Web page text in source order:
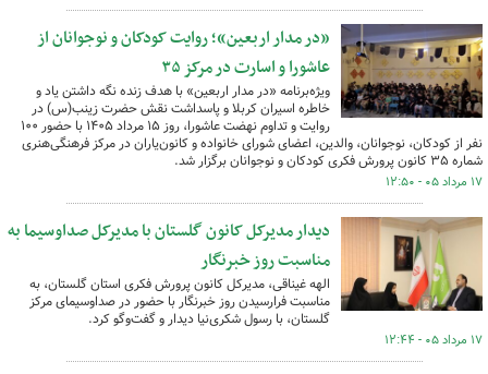
«در مدار اربعین»؛ روایت کودکان و نوجوانان از
عاشورا و اسارت در مرکز ۳۵
ویژه‌برنامه «در مدار اربعین» با هدف زنده نگه داشتن یاد و
خاطره اسیران کربلا و پاسداشت نقش حضرت زینب(س) در
روایت و تداوم نهضت عاشورا، روز ۱۵ مرداد ۱۴۰۵ با حضور ۱۰۰
نفر از کودکان، نوجوانان، والدین، اعضای شورای خانواده و کانون‌یاران در مرکز فرهنگی‌هنری
شماره ۳۵ کانون پرورش فکری کودکان و نوجوانان برگزار شد.
۱۷ مرداد ۰۵ - ۱۲:۵۰
دیدار مدیرکل کانون گلستان با مدیرکل صداوسیما به
مناسبت روز خبرنگار
الهه غیناقی، مدیرکل کانون پرورش فکری استان گلستان، به
مناسبت فرارسیدن روز خبرنگار با حضور در صداوسیمای مرکز
گلستان، با رسول شکری‌نیا دیدار و گفت‌وگو کرد.
۱۷ مرداد ۰۵ - ۱۲:۴۴